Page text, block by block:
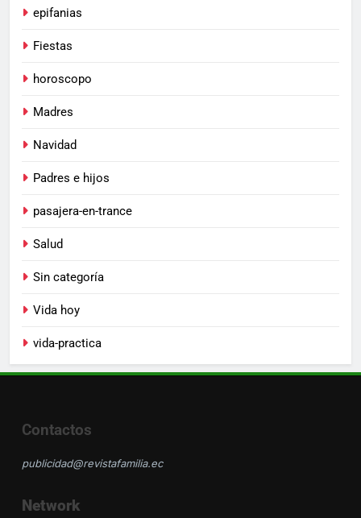
epifanias
Fiestas
horoscopo
Madres
Navidad
Padres e hijos
pasajera-en-trance
Salud
Sin categoría
Vida hoy
vida-practica
Contactos
publicidad@revistafamilia.ec
Network